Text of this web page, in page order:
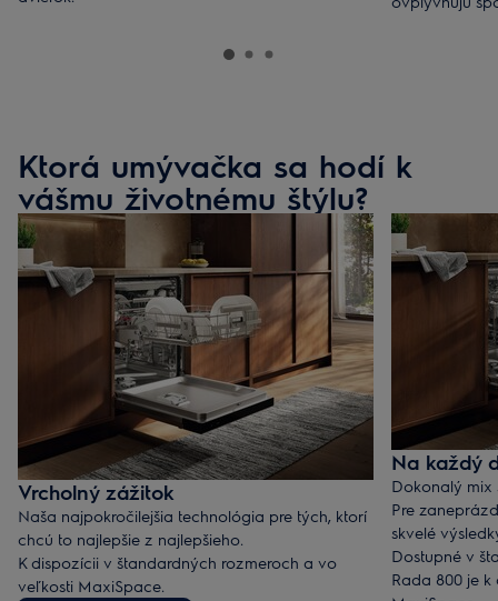
Ktorá umývačka sa hodí k
vášmu životnému štýlu?
Vrcholný zážitok
Naša najpokročilejšia technológia pre tých, ktorí
chcú to najlepšie z najlepšieho.
K dispozícii v štandardných rozmeroch a vo
veľkosti MaxiSpace.
Na každý
Dokonalý mix
Pre
skvelé
Dostupné v
Rada 800 je